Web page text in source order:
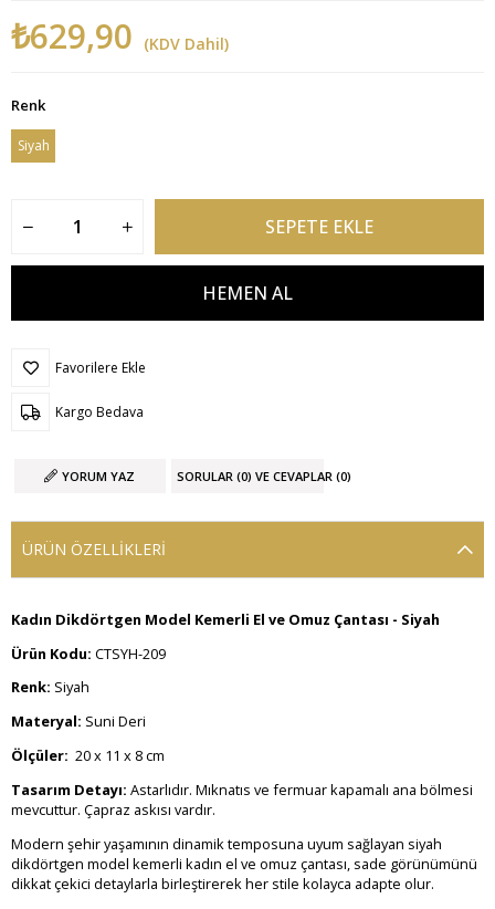
₺629,90 (KDV Dahil)
Renk
Siyah
Favorilere Ekle
Kargo Bedava
YORUM YAZ SORULAR (0) VE CEVAPLAR (0)
ÜRÜN ÖZELLIKLERI
Kadın Dikdörtgen Model Kemerli El ve Omuz Çantası - Siyah
Ürün Kodu: CTSYH-209
Renk: Siyah
Materyal: Suni Deri
Ölçüler: 20 x 11 x 8 cm
Tasarım Detayı: Astarlıdır. Mıknatıs ve fermuar kapamalı ana bölmesi
mevcuttur. Çapraz askısı vardır.
Modern şehir yaşamının dinamik temposuna uyum sağlayan siyah
dikdörtgen model kemerli kadın el ve omuz çantası, sade görünümünü
dikkat çekici detaylarla birleştirerek her stile kolayca adapte olur.